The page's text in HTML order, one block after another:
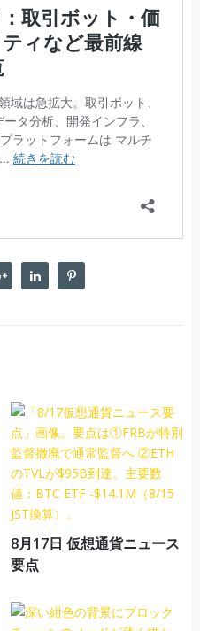
8月17日 仮想通貨ニュース
要点